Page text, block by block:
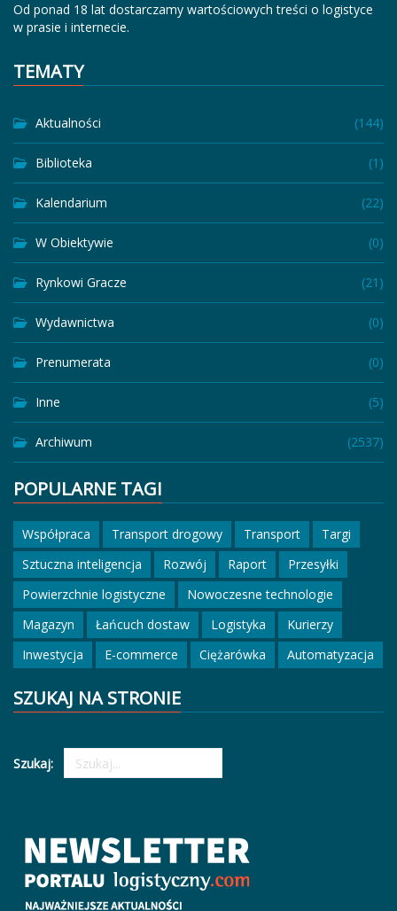
Od ponad 18 lat dostarczamy wartościowych treści o logistyce
w prasie i internecie.
TEMATY
Aktualności (144)
Biblioteka (1)
Kalendarium (22)
W Obiektywie (0)
Rynkowi Gracze (21)
Wydawnictwa (0)
Prenumerata (0)
Inne (5)
Archiwum (2537)
POPULARNE TAGI
Współpraca Transport drogowy Transport
Targi
Sztuczna inteligencja
Rozwój Raport
Przesyłki
Powierzchnie logistyczne
Nowoczesne technologie
Magazyn
Łańcuch dostaw Logistyka
Kurierzy
Inwestycja
E-commerce Ciężarówka Automatyzacja
SZUKAJ NA STRONIE
Szukaj: